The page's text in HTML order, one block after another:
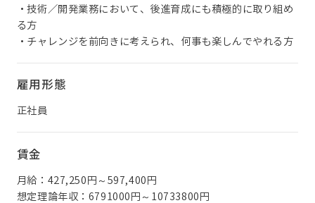
・技術／開発業務において、後進育成にも積極的に取り組め
る方
・チャレンジを前向きに考えられ、何事も楽しんでやれる方
雇用形態
正社員
賃金
月給：427,250円～597,400円
想定理論年収：6791000円～10733800円